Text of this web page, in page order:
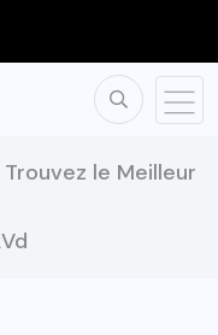
le Meilleur